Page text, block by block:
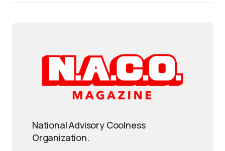
National Advisory Coolness
Organization.